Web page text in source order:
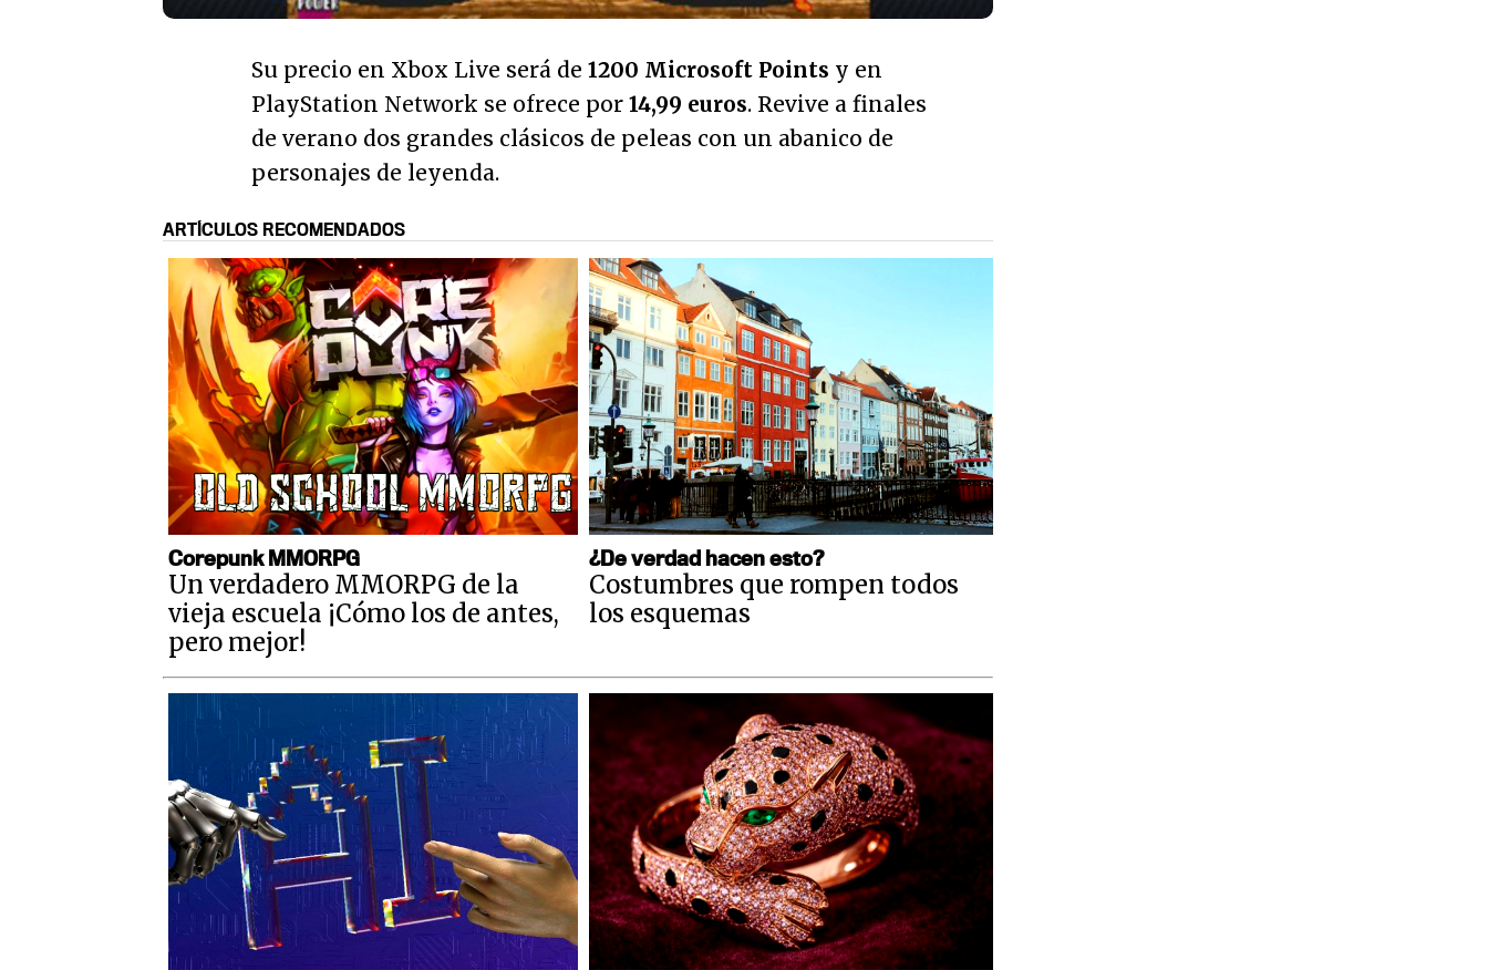
Su precio en Xbox Live será de 1200 Microsoft Points y en
PlayStation Network se ofrece por 14,99 euros. Revive a finales
de verano dos grandes clásicos de peleas con un abanico de
personajes de leyenda.
ARTÍCULOS RECOMENDADOS
Corepunk MMORPG
Un verdadero MMORPG de la
vieja escuela ¡Cómo los de antes,
pero mejor!
¿De verdad hacen esto?
Costumbres que rompen todos
los esquemas